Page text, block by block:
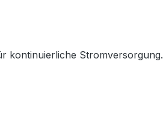
kontinuierliche Stromversorgung.